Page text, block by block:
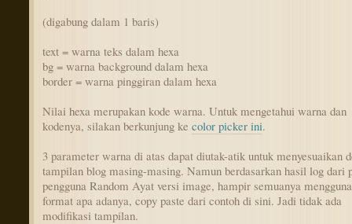
(digabung dalam 1 baris)
text = warna teks dalam hexa
bg = warna background dalam hexa
border = warna pinggiran dalam hexa
Nilai hexa merupakan kode warna. Untuk mengetahui warna dan
kodenya, silakan berkunjung ke color picker ini.
3 parameter warna di atas dapat diutak-atik untuk menyesuaikan
tampilan blog masing-masing. Namun berdasarkan hasil log dari
pengguna Random Ayat versi image, hampir semuanya
format apa adanya, copy paste dari contoh di sini. Jadi tidak ada
modifikasi tampilan.